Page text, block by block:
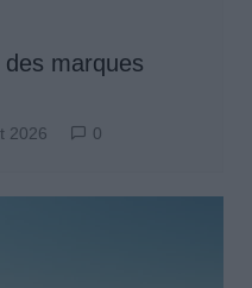
marques
2026 0